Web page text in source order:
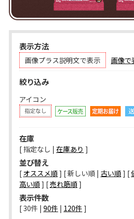
表示方法
画像プラス説明文で表示 画像で
絞り込み
アイコン
在庫
[ 指定なし | 在庫あり ]
並び替え
[ オススメ順] [ 新しい順 | 古い順] [
高い順] [売れ筋順]
表示件数
[ 30件 | 90件 | 120件 ]